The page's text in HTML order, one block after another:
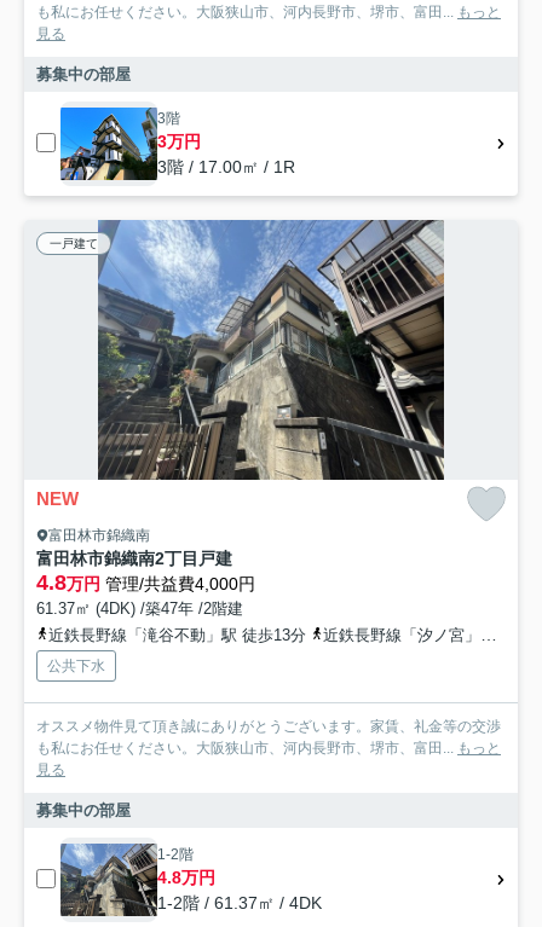
も私にお任せください。大阪狭山市、河内長野市、堺市、富田...
もっと
見る
募集中の部屋
3階
3万円
3階 / 17.00㎡ / 1R
一戸建て
NEW
富田林市錦織南
富田林市錦織南2丁目戸建
4.8万円 管理/共益費4,000円
61.37㎡ (4DK) /築47年 /2階建
近鉄長野線「滝谷不動」駅 徒歩13分
近鉄長野線「汐ノ宮」駅 徒歩20分
公共下水
オススメ物件見て頂き誠にありがとうございます。家賃、礼金等の交渉
も私にお任せください。大阪狭山市、河内長野市、堺市、富田...
もっと
見る
募集中の部屋
1-2階
4.8万円
1-2階 / 61.37㎡ / 4DK